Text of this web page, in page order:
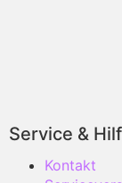
Service &
Kontakt